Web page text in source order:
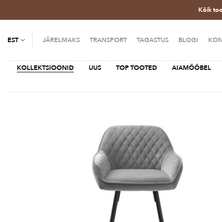
Kõik
EST JÄRELMAKS TRANSPORT TAGASTUS BLOGI
KOLLEKTSIOONID UUS TOP TOOTED AIAMÖÖBEL